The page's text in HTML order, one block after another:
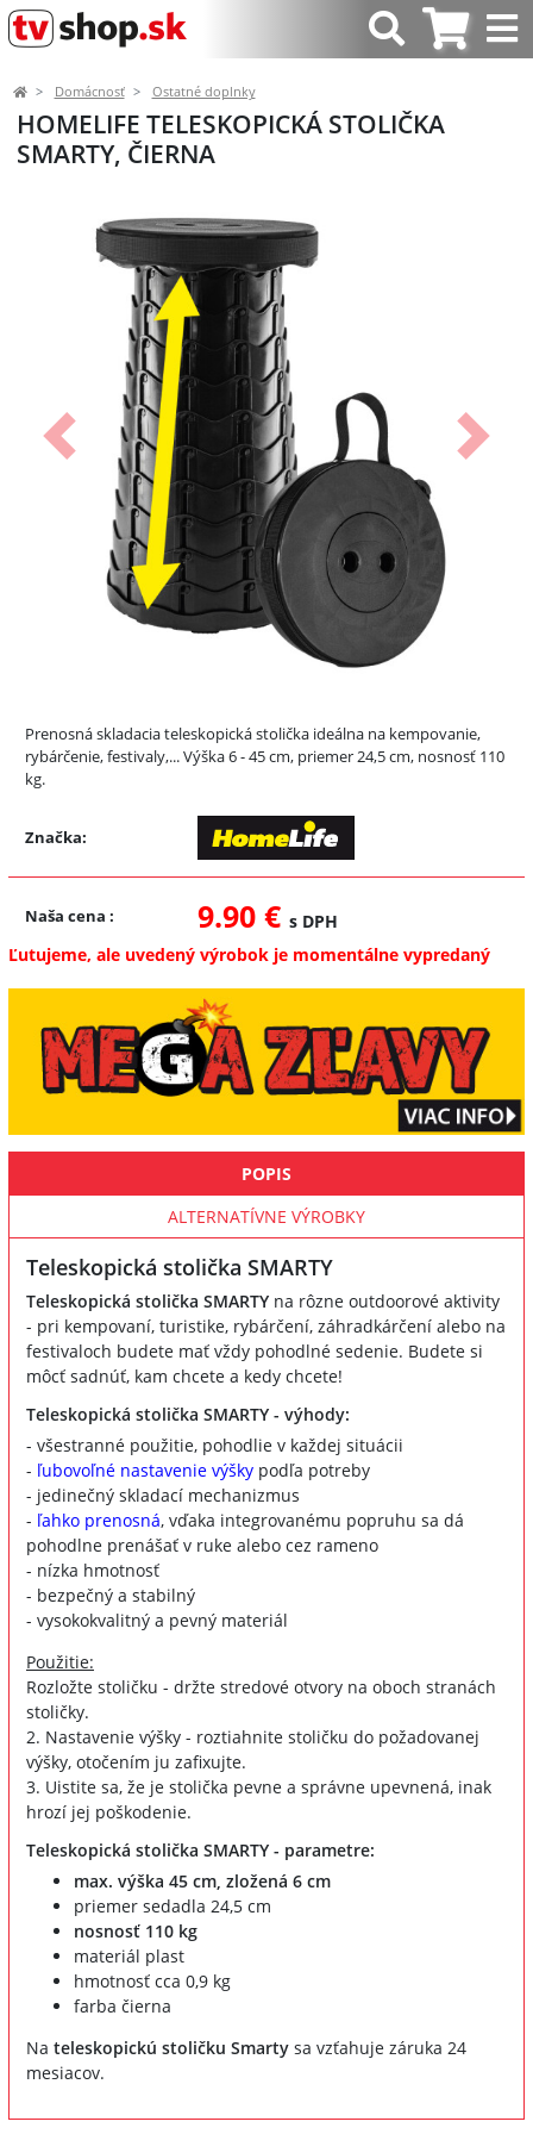
Domácnosť Ostatné doplnky
HOMELIFE TELESKOPICKÁ STOLIČKA
SMARTY, ČIERNA
Predchádzajúci Ďalší
Prenosná skladacia teleskopická stolička ideálna na kempovanie,
rybárčenie, festivaly,... Výška 6 - 45 cm, priemer 24,5 cm, nosnosť 110
kg.
Značka:
Naša cena : 9.90 € s DPH
Ľutujeme, ale uvedený výrobok je momentálne vypredaný
POPIS
ALTERNATÍVNE VÝROBKY
Teleskopická stolička SMARTY
Teleskopická stolička SMARTY na rôzne outdoorové aktivity
- pri kempovaní, turistike, rybárčení, záhradkárčení alebo na
festivaloch budete mať vždy pohodlné sedenie. Budete si
môcť sadnúť, kam chcete a kedy chcete!
Teleskopická stolička SMARTY - výhody:
- všestranné použitie, pohodlie v každej situácii
- ľubovoľné nastavenie výšky podľa potreby
- jedinečný skladací mechanizmus
- ľahko prenosná, vďaka integrovanému popruhu sa dá
pohodlne prenášať v ruke alebo cez rameno
- nízka hmotnosť
- bezpečný a stabilný
- vysokokvalitný a pevný materiál
Použitie:
Rozložte stoličku - držte stredové otvory na oboch stranách
stoličky.
2. Nastavenie výšky - roztiahnite stoličku do požadovanej
výšky, otočením ju zafixujte.
3. Uistite sa, že je stolička pevne a správne upevnená, inak
hrozí jej poškodenie.
Teleskopická stolička SMARTY - parametre:
max. výška 45 cm, zložená 6 cm
priemer sedadla 24,5 cm
nosnosť 110 kg
materiál plast
hmotnosť cca 0,9 kg
farba čierna
Na teleskopickú stoličku Smarty sa vzťahuje záruka 24
mesiacov.